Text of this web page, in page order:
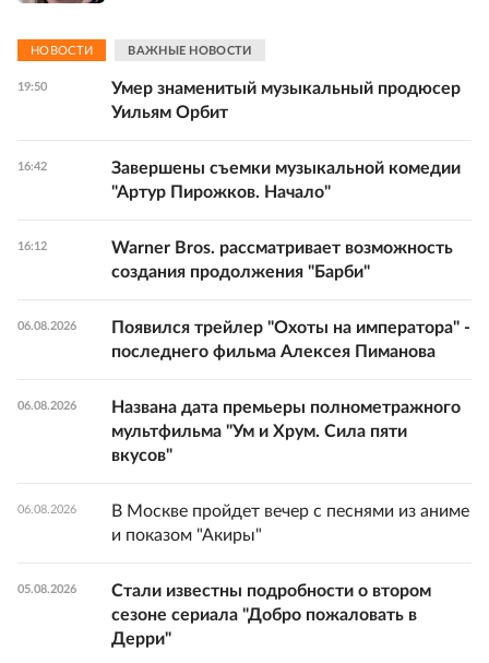
НОВОСТИ ВАЖНЫЕ НОВОСТИ
19:50
Умер знаменитый музыкальный продюсер
Уильям Орбит
16:42
Завершены съемки музыкальной комедии
"Артур Пирожков. Начало"
16:12
Warner Bros. рассматривает возможность
создания продолжения "Барби"
06.08.2026
Появился трейлер "Охоты на императора" -
последнего фильма Алексея Пиманова
06.08.2026
Названа дата премьеры полнометражного
мультфильма "Ум и Хрум. Сила пяти
вкусов"
06.08.2026
В Москве пройдет вечер с песнями из аниме
и показом "Акиры"
05.08.2026
Стали известны подробности о втором
сезоне сериала "Добро пожаловать в
Дерри"